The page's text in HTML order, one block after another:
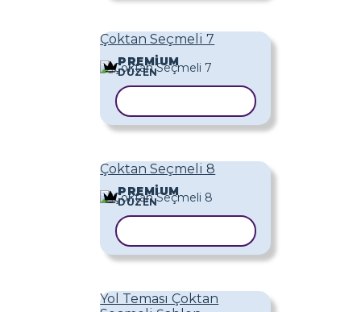
Çoktan Seçmeli 7
PREMIUM
DÜZEN
Çoktan Seçmeli 8
PREMIUM
DÜZEN
Yol Teması Çoktan